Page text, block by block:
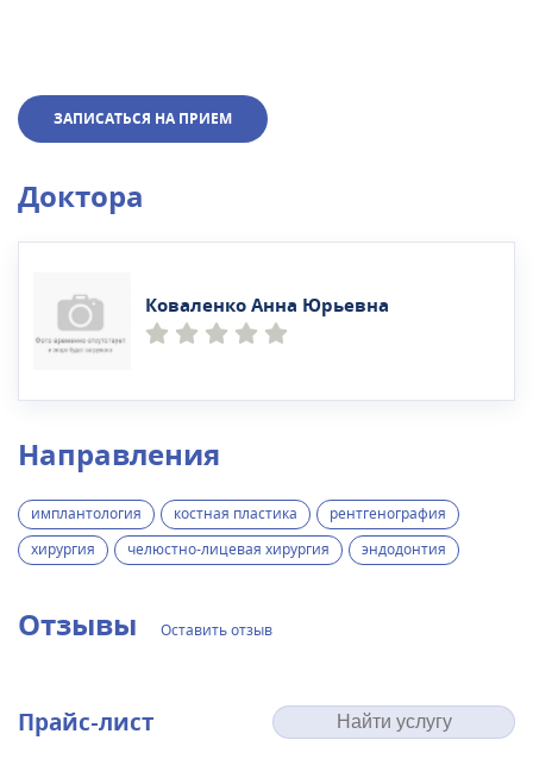
ЗАПИСАТЬСЯ НА ПРИЕМ
Доктора
Коваленко Анна Юрьевна
Направления
имплантология костная пластика
рентгенография
хирургия
челюстно-лицевая хирургия эндодонтия
Отзывы Оставить отзыв
Прайс-лист